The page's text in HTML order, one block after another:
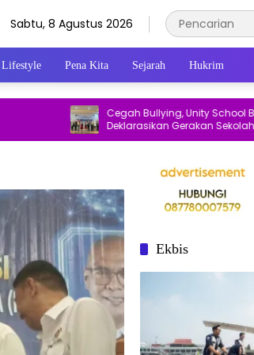
Sabtu, 8 Agustus 2026
Lifestyle Pena Kita Sejarah Hukrim
Cegah Bullying, Unity School Bekasi
Deklarasikan Gerakan Sekolah Aman
dan Ramah Anak
Ekbis